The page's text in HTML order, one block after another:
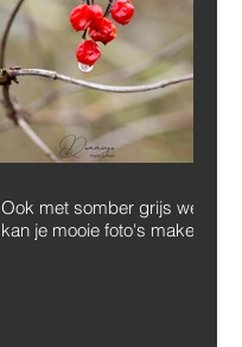
Ook met somber grijs weer
kan je mooie foto's maken